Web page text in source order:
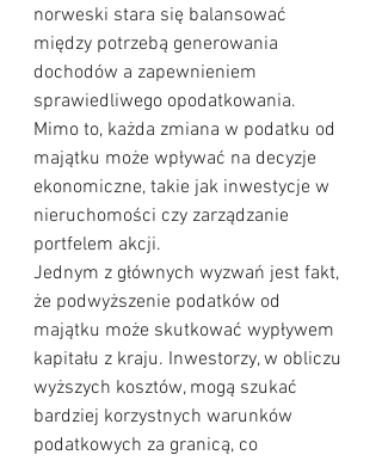
norweski stara się balansować
między potrzebą generowania
dochodów a zapewnieniem
sprawiedliwego opodatkowania.
Mimo to, każda zmiana w podatku od
majątku może wpływać na decyzje
ekonomiczne, takie jak inwestycje w
nieruchomości czy zarządzanie
portfelem akcji.
Jednym z głównych wyzwań jest fakt,
że podwyższenie podatków od
majątku może skutkować wypływem
kapitału z kraju. Inwestorzy, w obliczu
wyższych kosztów, mogą szukać
bardziej korzystnych warunków
podatkowych za granicą, co